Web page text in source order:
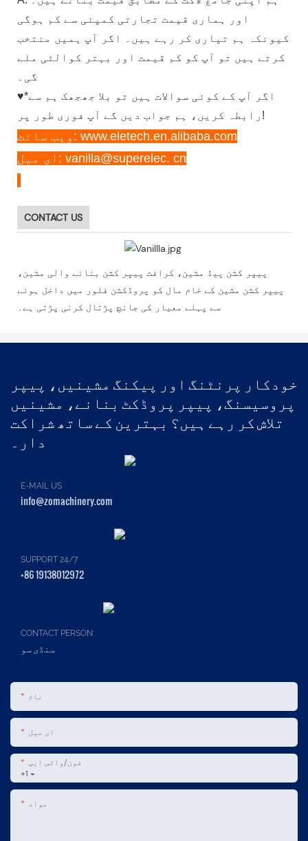
اور ہماری قیمت تجارتی کمپنی سے کم ہوگی
کیونکہ ہم تیاری کر رہے ہیں۔ اگر آپ ہمیں منتخب
کرتے ہیں تو آپ کو کم قیمت اور بہتر کوالٹی ملے
♥*اگر آپ کے کوئی سوالات ہیں تو بلا جھجھک ہم سے
رابطہ کریں، ہم جواب دیں گے آپ فوری طور پر!
ویب سائٹ: www.eletech.en.alibaba.com
ای میل: vanilla@superelec. cn
CONTACT US
پیپر کشن پیڈ مشین، کرافٹ پیپر کشن بنانے والی مشین،
پیپر کشن مشین کے خام مال کو پروڈکشن فلور میں داخل ہونے
سے پہلے معیار کی جانچ پڑتال کرنی پڑتی ہے۔
خودکار پرنٹنگ اور پیکنگ مشینیں، پیپر
پروسیسنگ، پیپر پروڈکٹ بنانے، مشینیں
تلاش کر رہے ہیں؟ بہترین کے ساتھ شراکت
دار۔
E-MAIL US
info@zomachinery.com
SUPPORT 24/7
+86 19138012972
CONTACT PERSON:
سنڈی سو
نام
ای میل
+1
فون/واٹس ایپ
مواد